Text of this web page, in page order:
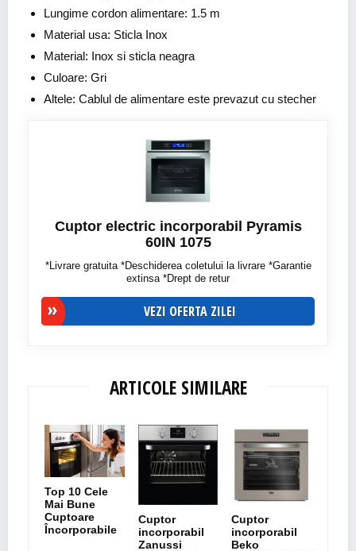
Lungime cordon alimentare: 1.5 m
Material usa: Sticla Inox
Material: Inox si sticla neagra
Culoare: Gri
Altele: Cablul de alimentare este prevazut cu stecher
Cuptor electric incorporabil Pyramis
60IN 1075
*Livrare gratuita *Deschiderea coletului la livrare *Garantie
extinsa *Drept de retur
VEZI OFERTA ZILEI
ARTICOLE SIMILARE
Top 10 Cele
Mai Bune
Cuptoare
Încorporabile
Cuptor
incorporabil
Zanussi
Cuptor
incorporabil
Beko